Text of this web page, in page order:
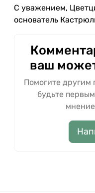
С уважением,
основатель
ваш
Помогите другим
будьте